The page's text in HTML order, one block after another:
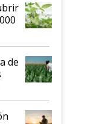
y
de